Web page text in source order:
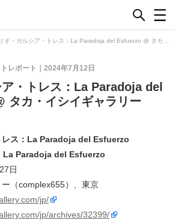
オ・ガルシア・トレス：La Paradoja del Esfuerzo @ タカ・
2024年7月12日
レポート
・トレス：La Paradoja del
タカ・イシイギャラリー
レス：La Paradoja del Esfuerzo
Paradoja del Esfuerzo
日
（complex655）、東京
jp/
jp/archives/32399/